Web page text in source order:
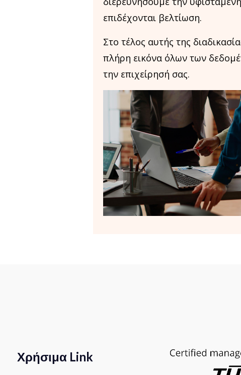
επιδέχονται βελτίωση.
Στο τέλος αυτής της
πλήρη εικόνα όλων των
την επιχείρησή σας.
Χρήσιμα Link